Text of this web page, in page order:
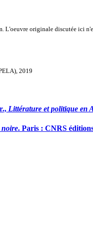
originale discutée ici
2019
Littérature et politique en
noire. Paris : CNRS